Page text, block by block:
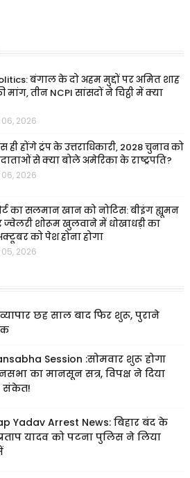
बंगाल के दो अहम मुद्दों पर अमित शाह
तीन NCPI सांसदों ने चिट्ठी में क्या
2026
ही होंगे ट्रंप के उत्तराधिकारी, 2028 चुनाव को
से क्या बोले अमेरिका के राष्ट्रपति?
2026
का सलमान खान को नोटिस: बीइंग ह्यूमन
शोरूम खुलवाने में धोखाधड़ी का
को पेश होना होगा
2026
छह साल बाद फिर शुरू, पुराने
Session :सोमवार शुरू होगा
का मानसून सत्र, विपक्ष ने दिया
संकेत!
Yadav Arrest News: बिहार बंद के
यादव को पटना पुलिस ने लिया